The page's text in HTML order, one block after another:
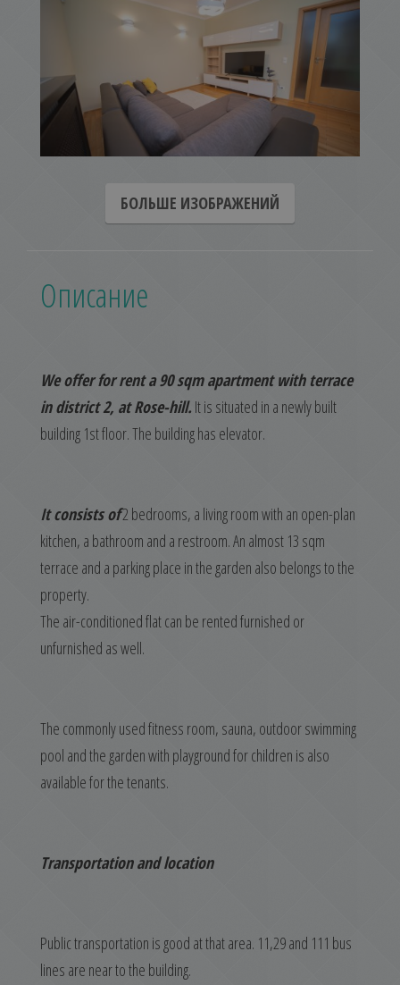
БОЛЬШЕ ИЗОБРАЖЕНИЙ
Описание
We offer for rent a 90 sqm apartment with terrace
in district 2, at Rose-hill. It is situated in a newly built
building 1st floor. The building has elevator.
It consists of2 bedrooms, a living room with an open-plan
kitchen, a bathroom and a restroom. An almost 13 sqm
terrace and a parking place in the garden also belongs to the
property.
The air-conditioned flat can be rented furnished or
unfurnished as well.
The commonly used fitness room, sauna, outdoor swimming
pool and the garden with playground for children is also
available for the tenants.
Transportation and location
Public transportation is good at that area. 11,29 and 111 bus
lines are near to the building.